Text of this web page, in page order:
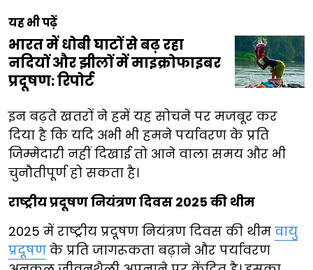
यह भी पढ़ें
भारत में धोबी घाटों से बढ़ रहा
नदियों और झीलों में माइक्रोफाइबर
प्रदूषण: रिपोर्ट
इन बढ़ते खतरों ने हमें यह सोचने पर मजबूर कर
दिया है कि यदि अभी भी हमने पर्यावरण के प्रति
जिम्मेदारी नहीं दिखाई तो आने वाला समय और भी
चुनौतीपूर्ण हो सकता है।
राष्ट्रीय प्रदूषण नियंत्रण दिवस 2025 की थीम
2025 में राष्ट्रीय प्रदूषण नियंत्रण दिवस की थीम वायु
प्रदूषण के प्रति जागरूकता बढ़ाने और पर्यावरण